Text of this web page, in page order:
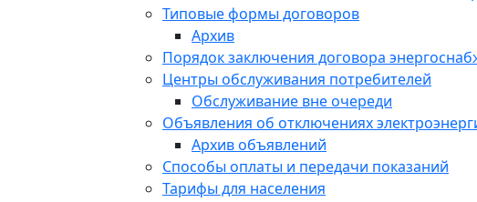
Типовые формы договоров
Архив
Порядок заключения договора
Центры обслуживания потребителей
Обслуживание вне очереди
Объявления об отключениях
Архив объявлений
Способы оплаты и передачи показаний
Тарифы для населения